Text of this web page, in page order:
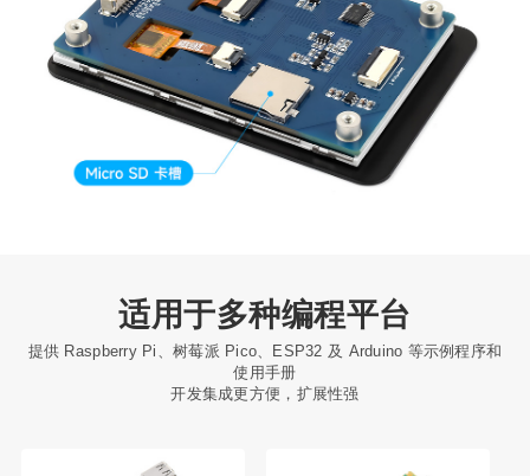
适用于多种编程平台
提供 Raspberry Pi、树莓派 Pico、ESP32 及 Arduino 等示例程序和
使用手册
开发集成更方便，扩展性强